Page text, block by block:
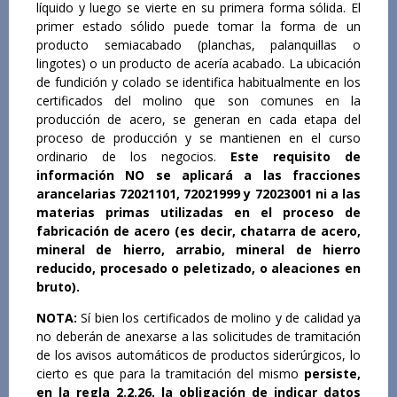
líquido y luego se vierte en su primera forma sólida. El
primer estado sólido puede tomar la forma de un
producto semiacabado (planchas, palanquillas o
lingotes) o un producto de acería acabado. La ubicación
de fundición y colado se identifica habitualmente en los
certificados del molino que son comunes en la
producción de acero, se generan en cada etapa del
proceso de producción y se mantienen en el curso
ordinario de los negocios. Este requisito de
información NO se aplicará a las fracciones
arancelarias 72021101, 72021999 y 72023001 ni a las
materias primas utilizadas en el proceso de
fabricación de acero (es decir, chatarra de acero,
mineral de hierro, arrabio, mineral de hierro
reducido, procesado o peletizado, o aleaciones en
bruto).
NOTA:Sí bien los certificados de molino y de calidad ya
no deberán de anexarse a las solicitudes de tramitación
de los avisos automáticos de productos siderúrgicos, lo
cierto es que para la tramitación del mismo persiste,
en la regla 2.2.26, la obligación de indicar datos